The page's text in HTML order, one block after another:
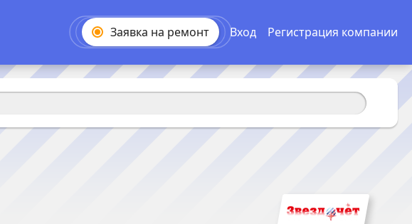
Заявка на ремонт Вход Регистрация компании